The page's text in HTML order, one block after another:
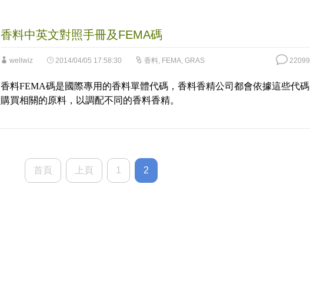
香料中英文對照手冊及FEMA碼
wellwiz 2014/04/05 17:58:30 香料, FEMA, GRAS 22099
香料FEMA碼是國際專用的香料單體代碼，香料香精公司都會依據這些代碼
購買相關的原料，以調配不同的香料香精。
首頁 上頁 1 2